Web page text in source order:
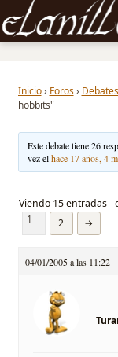
Noticias sobre Tolkien: El
Inicio › Foros ›
hobbits"
Este debate tiene 26
vez elhace 17 años, 4
Viendo 15 entradas -
1
2 →
04/01/2005 a las 11:22